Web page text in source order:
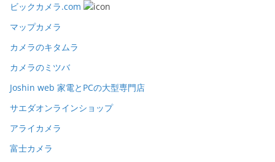
ビックカメラ.com
マップカメラ
カメラのキタムラ
カメラのミツバ
Joshin web 家電とPCの大型専門店
サエダオンラインショップ
アライカメラ
富士カメラ